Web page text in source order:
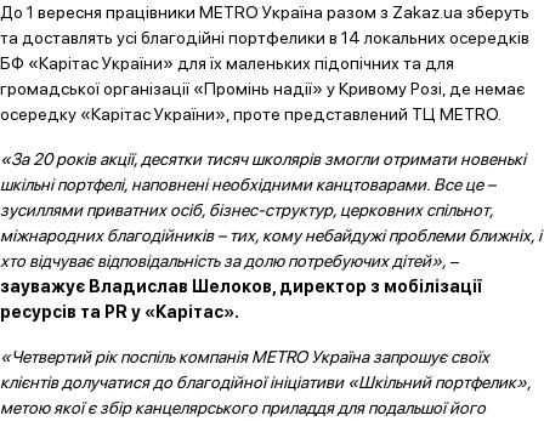
До 1 вересня працівники МЕTRO Україна разом з Zakaz.ua зберуть
та доставлять усі благодійні портфелики в 14 локальних осередків
БФ «Карітас України» для їх маленьких підопічних та для
громадської організації «Промінь надії» у Кривому Розі, де немає
осередку «Карітас України», проте представлений ТЦ METRO.
«За 20 років акції, десятки тисяч школярів змогли отримати новенькі
шкільні портфелі, наповнені необхідними канцтоварами. Все це –
зусиллями приватних осіб, бізнес-структур, церковних спільнот,
міжнародних благодійників – тих, кому небайдужі проблеми ближніх, і
хто відчуває відповідальність за долю потребуючих дітей», –
зауважує Владислав Шелоков, директор з мобілізації
ресурсів та PR у «Карітас».
«Четвертий рік поспіль компанія METRO Україна запрошує своїх
клієнтів долучатися до благодійної ініціативи «Шкільний портфелик»,
метою якої є збір канцелярського приладдя для подальшої його